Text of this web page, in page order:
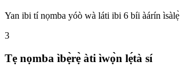
Yan ibi tí nọmba yóò wà láti ibi 6 bíi àárín ìsàlẹ̀
3
Tẹ nọmba ìbẹ̀rẹ̀ àti ìwọ̀n lẹ́tà sí